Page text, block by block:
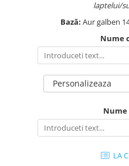
laptelui/
Bază: Aur galben
Nume
Personalizeaza
Nume
LA